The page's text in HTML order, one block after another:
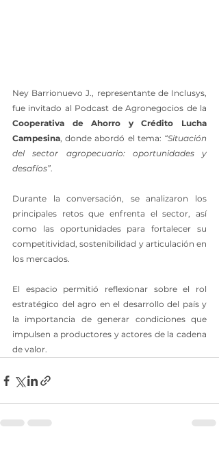
Ney Barrionuevo J., representante de Inclusys,
Cooperativa de Ahorro y Crédito Lucha
Campesina, donde abordó el tema: “Situación
del sector agropecuario: oportunidades y
desafíos”.
Durante la conversación, se analizaron los
principales retos que enfrenta el sector, así
como las oportunidades para fortalecer su
competitividad, sostenibilidad y articulación en
los mercados.
El espacio permitió reflexionar sobre el rol
estratégico del agro en el desarrollo del país y
la importancia de generar condiciones que
impulsen a productores y actores de la cadena
de valor.